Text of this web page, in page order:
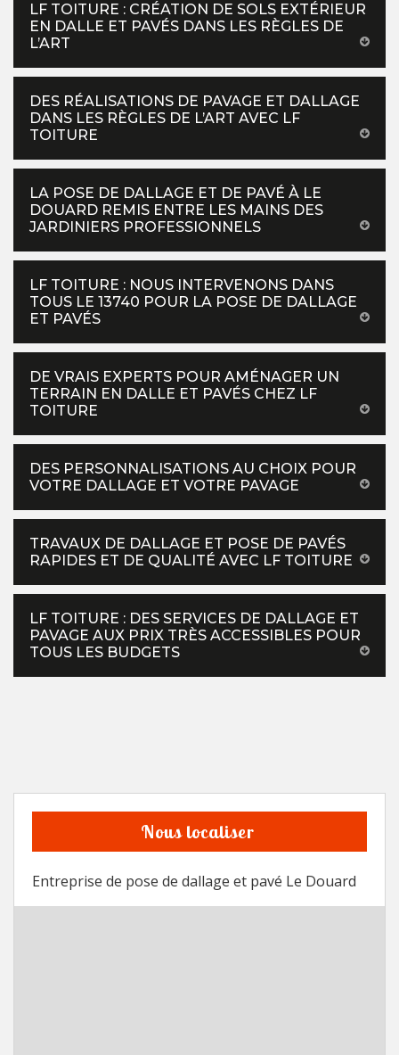
LF TOITURE : CRÉATION DE SOLS EXTÉRIEUR
EN DALLE ET PAVÉS DANS LES RÈGLES DE
L’ART
DES RÉALISATIONS DE PAVAGE ET DALLAGE
DANS LES RÈGLES DE L’ART AVEC LF
TOITURE
LA POSE DE DALLAGE ET DE PAVÉ À LE
DOUARD REMIS ENTRE LES MAINS DES
JARDINIERS PROFESSIONNELS
LF TOITURE : NOUS INTERVENONS DANS
TOUS LE 13740 POUR LA POSE DE DALLAGE
ET PAVÉS
DE VRAIS EXPERTS POUR AMÉNAGER UN
TERRAIN EN DALLE ET PAVÉS CHEZ LF
TOITURE
DES PERSONNALISATIONS AU CHOIX POUR
VOTRE DALLAGE ET VOTRE PAVAGE
TRAVAUX DE DALLAGE ET POSE DE PAVÉS
RAPIDES ET DE QUALITÉ AVEC LF TOITURE
LF TOITURE : DES SERVICES DE DALLAGE ET
PAVAGE AUX PRIX TRÈS ACCESSIBLES POUR
TOUS LES BUDGETS
Nous localiser
Entreprise de pose de dallage et pavé Le Douard